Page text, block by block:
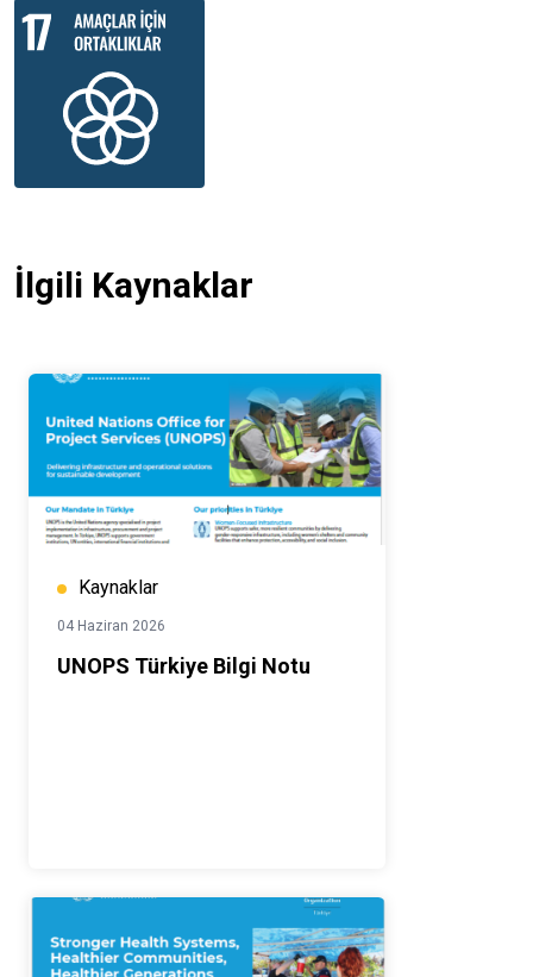
İlgili Kaynaklar
Kaynaklar
04 Haziran 2026
UNOPS Türkiye Bilgi Notu